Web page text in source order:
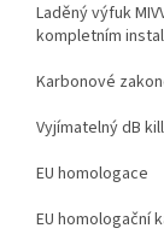
Laděný výfuk
kompletním
Karbonové
Vyjímatelný dB
EU homologace
EU homologační